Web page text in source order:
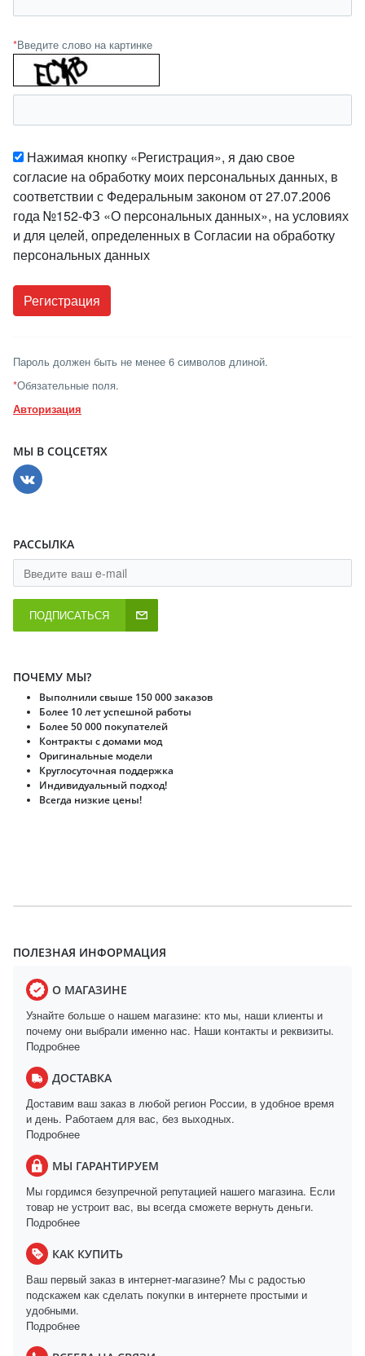
*Введите слово на картинке
Нажимая кнопку «Регистрация», я даю свое
согласие на обработку моих персональных данных, в
соответствии с Федеральным законом от 27.07.2006
года №152-ФЗ «О персональных данных», на условиях
и для целей, определенных в Согласии на обработку
персональных данных
Пароль должен быть не менее 6 символов длиной.
*Обязательные поля.
Авторизация
МЫ В СОЦСЕТЯХ
РАССЫЛКА
ПОДПИСАТЬСЯ
ПОЧЕМУ МЫ?
Выполнили свыше 150 000 заказов
Более 10 лет успешной работы
Более 50 000 покупателей
Контракты с домами мод
Оригинальные модели
Круглосуточная поддержка
Индивидуальный подход!
Всегда низкие цены!
ПОЛЕЗНАЯ ИНФОРМАЦИЯ
О МАГАЗИНЕ
Узнайте больше о нашем магазине: кто мы, наши клиенты и
почему они выбрали именно нас. Наши контакты и реквизиты.
Подробнее
ДОСТАВКА
Доставим ваш заказ в любой регион России, в удобное время
и день. Работаем для вас, без выходных.
Подробнее
МЫ ГАРАНТИРУЕМ
Мы гордимся безупречной репутацией нашего магазина. Если
товар не устроит вас, вы всегда сможете вернуть деньги.
Подробнее
КАК КУПИТЬ
Ваш первый заказ в интернет-магазине? Мы с радостью
подскажем как сделать покупки в интернете простыми и
удобными.
Подробнее